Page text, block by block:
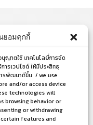
ยอมคุกกี้
ญาตใช้ เทคโนโลยี่การจัด
รเวปไซด์ ให้มีประสิทธฺ
รพัฒนาดีขึ้น / we use
and/or access device
technologies will
browsing behavior or
or withdrawing
features and